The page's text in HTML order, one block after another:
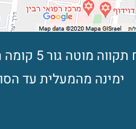
פתח תקווה
ימינה מהמעלית עד